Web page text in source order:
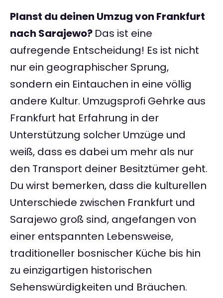
Planst du deinen Umzug von Frankfurt
nach Sarajewo? Das ist eine
aufregende Entscheidung! Es ist nicht
nur ein geographischer Sprung,
sondern ein Eintauchen in eine völlig
andere Kultur. Umzugsprofi Gehrke aus
Frankfurt hat Erfahrung in der
Unterstützung solcher Umzüge und
weiß, dass es dabei um mehr als nur
den Transport deiner Besitztümer geht.
Du wirst bemerken, dass die kulturellen
Unterschiede zwischen Frankfurt und
Sarajewo groß sind, angefangen von
einer entspannten Lebensweise,
traditioneller bosnischer Küche bis hin
zu einzigartigen historischen
Sehenswürdigkeiten und Bräuchen.